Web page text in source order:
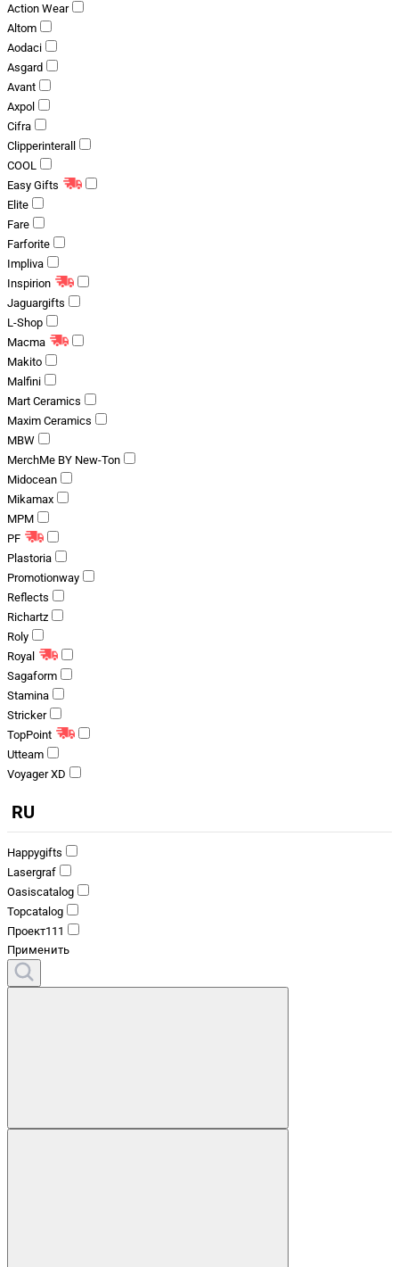
Action Wear
Altom
Aodaci
Asgard
Avant
Axpol
Cifra
Clipperinterall
COOL
Easy Gifts
Elite
Fare
Farforite
Impliva
Inspirion
Jaguargifts
L-Shop
Macma
Makito
Malfini
Mart Ceramics
Maxim Ceramics
MBW
MerchMe BY New-Ton
Midocean
Mikamax
MPM
PF
Plastoria
Promotionway
Reflects
Richartz
Roly
Royal
Sagaform
Stamina
Stricker
TopPoint
Utteam
Voyager XD
RU
Happygifts
Lasergraf
Oasiscatalog
Topcatalog
Проект111
Применить